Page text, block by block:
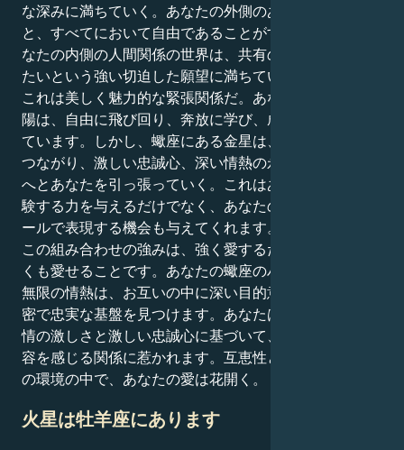
な深みに満ちていく。あなたの外側のあなたは、真実
と、すべてにおいて自由であることがすべてですが、あ
なたの内側の人間関係の世界は、共有の愛に絡め取られ
たいという強い切迫した願望に満ちています。
これは美しく魅力的な緊張関係だ。あなたの射手座の太
陽は、自由に飛び回り、奔放に学び、成長したいと思っ
ています。しかし、蠍座にある金星は、激しい感情的な
つながり、激しい忠誠心、深い情熱の永遠の探求の世界
へとあなたを引っ張っていく。これはあなたに世界を経
験する力を与えるだけでなく、あなたの愛を力強いスケ
ールで表現する機会も与えてくれます。
この組み合わせの強みは、強く愛するだけでなく、優し
くも愛せることです。あなたの蠍座のハートと射手座の
無限の情熱は、お互いの中に深い目的意識を見出し、親
密で忠実な基盤を見つけます。あなたは、共有された感
情の激しさと激しい忠誠心に基づいて、魂の奥深さと変
容を感じる関係に惹かれます。互恵性と揺るぎない信頼
の環境の中で、あなたの愛は花開く。
火星は牡羊座にあります